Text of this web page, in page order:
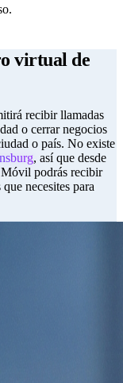
virtual de
recibir llamadas
o cerrar negocios
o país. No existe
, así que desde
podrás recibir
necesites para